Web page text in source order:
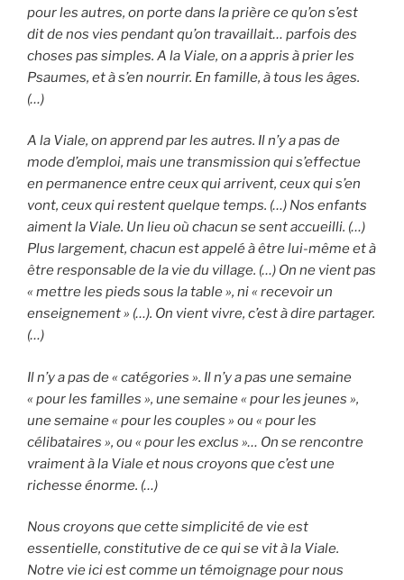
pour les autres, on porte dans la prière ce qu’on s’est
dit de nos vies pendant qu’on travaillait… parfois des
choses pas simples. A la Viale, on a appris à prier les
Psaumes, et à s’en nourrir. En famille, à tous les âges.
(…)
A la Viale, on apprend par les autres. Il n’y a pas de
mode d’emploi, mais une transmission qui s’effectue
en permanence entre ceux qui arrivent, ceux qui s’en
vont, ceux qui restent quelque temps. (…) Nos enfants
aiment la Viale. Un lieu où chacun se sent accueilli. (…)
Plus largement, chacun est appelé à être lui-même et à
être responsable de la vie du village. (…) On ne vient pas
« mettre les pieds sous la table », ni « recevoir un
enseignement » (…). On vient vivre, c’est à dire partager.
(…)
Il n’y a pas de « catégories ». Il n’y a pas une semaine
« pour les familles », une semaine « pour les jeunes »,
une semaine « pour les couples » ou « pour les
célibataires », ou « pour les exclus »… On se rencontre
vraiment à la Viale et nous croyons que c’est une
richesse énorme. (…)
Nous croyons que cette simplicité de vie est
essentielle, constitutive de ce qui se vit à la Viale.
Notre vie ici est comme un témoignage pour nous